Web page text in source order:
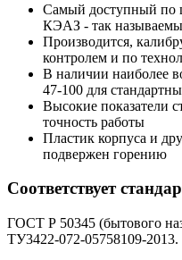
Самый доступный по
КЭАЗ - так
Производится,
контролем и по
В наличии наиболее
47-100 для
Высокие показатели
точность работы
Пластик корпуса и
подвержен горению
Соответствует
ГОСТ Р 50345 (бытового
ТУ3422-072-05758109-2013.